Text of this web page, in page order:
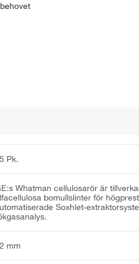
Pk.
Whatman cellulosarör är
bomullslinter för
Soxhlet-
mm